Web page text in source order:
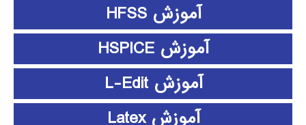
آموزش HFSS
آموزش HSPICE
آموزش L-Edit
آموزش Latex